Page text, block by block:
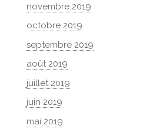
novembre 2019
octobre 2019
septembre 2019
août 2019
juillet 2019
juin 2019
mai 2019